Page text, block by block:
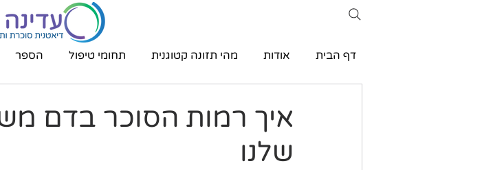
דף הבית אודות מהי תזונה קטוגנית תחומי טיפול הספר
איך רמות הסוכר בדם
שלנו